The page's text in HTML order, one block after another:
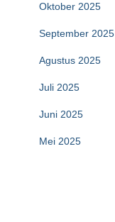
Oktober 2025
September 2025
Agustus 2025
Juli 2025
Juni 2025
Mei 2025